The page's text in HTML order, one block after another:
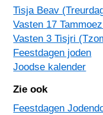
Tisja Beav
Vasten 17
Vasten 3 Tisjri
Feestdagen joden
Joodse kalender
Zie ook
Feestdagen